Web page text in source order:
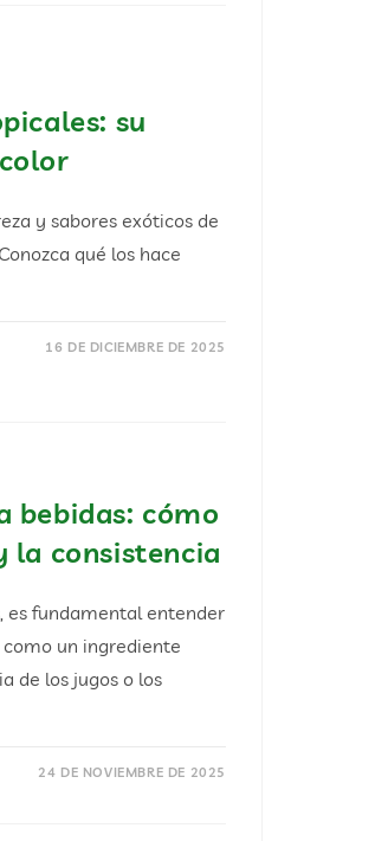
su
y sabores exóticos de
qué los hace
16 DE DICIEMBRE DE 2025
bebidas: cómo
la consistencia
es fundamental entender
un ingrediente
de los jugos o los
24 DE NOVIEMBRE DE 2025